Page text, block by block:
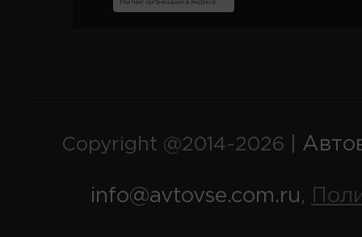
Copyright @2014-2026 |
info@avtovse.com.ru,